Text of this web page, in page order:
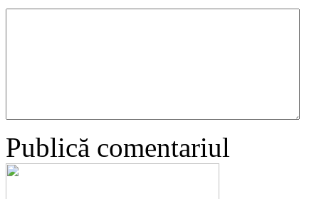
Publică comentariul